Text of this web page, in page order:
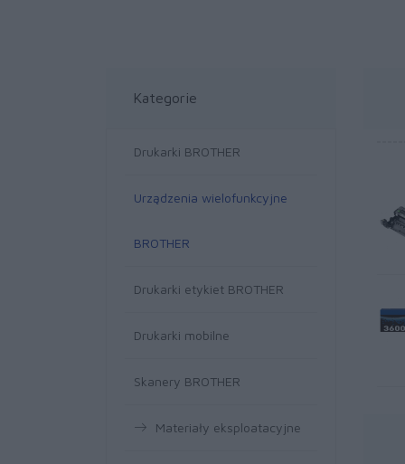
Kategorie
Drukarki BROTHER
Urządzenia wielofunkcyjne
BROTHER
Drukarki etykiet BROTHER
Drukarki mobilne
Skanery BROTHER
Materiały eksploatacyjne